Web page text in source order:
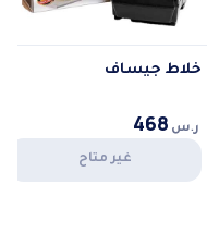
خلاط جيساف
ر.س 468
غير متاح